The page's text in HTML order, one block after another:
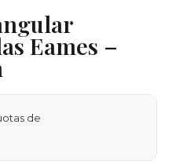
Eames –
de